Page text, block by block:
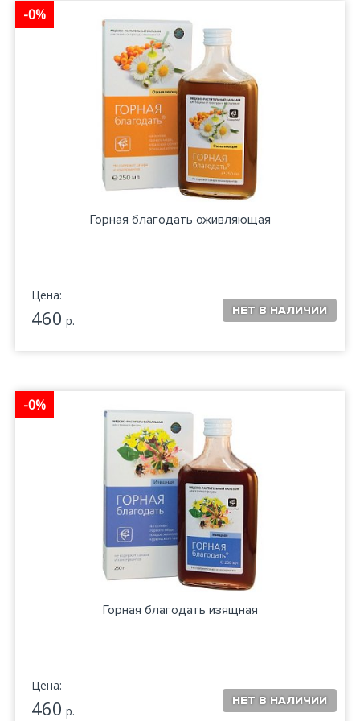
-0%
Горная благодать оживляющая
Цена:
460 р.
-0%
Горная благодать изящная
Цена:
460 р.